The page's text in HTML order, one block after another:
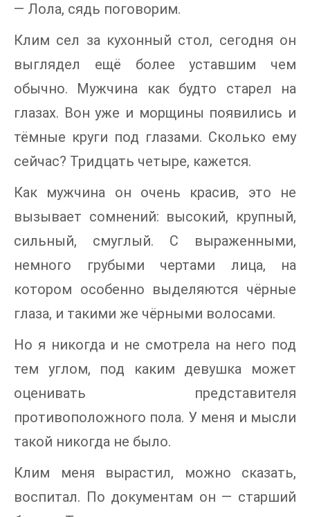
— Лола, сядь поговорим.
Клим сел за кухонный стол, сегодня он
выглядел ещё более уставшим чем
обычно. Мужчина как будто старел на
глазах. Вон уже и морщины появились и
тёмные круги под глазами. Сколько ему
сейчас? Тридцать четыре, кажется.
Как мужчина он очень красив, это не
вызывает сомнений: высокий, крупный,
сильный, смуглый. С выраженными,
немного грубыми чертами лица, на
котором особенно выделяются чёрные
глаза, и такими же чёрными волосами.
Но я никогда и не смотрела на него под
тем углом, под каким девушка может
оценивать представителя
противоположного пола. У меня и мысли
такой никогда не было.
Клим меня вырастил, можно сказать,
воспитал. По документам он — старший